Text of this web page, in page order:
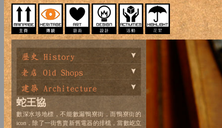
蛇王協
數深水埗地標，不能數漏鴨寮街，而鴨寮街的
icon，除了一街售賣新舊電器的排檔，當數屹立